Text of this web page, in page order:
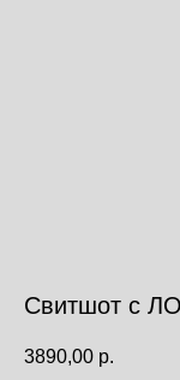
Свитшот с
3890,00 р.